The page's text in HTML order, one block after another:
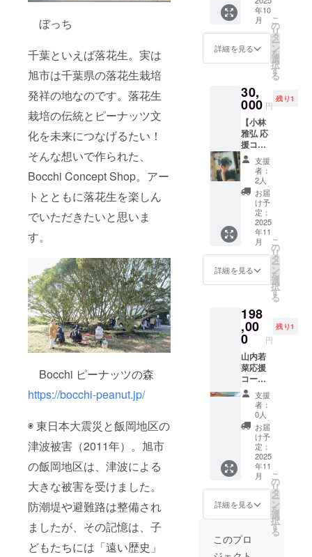
ぼっち
千葉といえば落花生。実は
旭市は千葉県の落花生栽培
発祥の地なのです。落花生
栽培の伝統とピーナッツ文
化を未来につなげるたい！
そんな想いで作られた、
Bocchi Concept Shop。アー
トとともに落花生を楽しん
でいただきたいと思いま
す。
Bocchi ピーナッツの森
https://bocchi-peanut.jp/
◉ 東日本大震災と飯岡地区の
津波被害（2011年）。旭市
の飯岡地区は、津波による
大きな被害を受けました。
防潮堤や避難路は整備され
ましたが、その記憶は、子
どもたちには「遠い歴史」
・130g
計 965g
賞味期
保存で
約3週間
(10℃以
下で)保
存して
くださ
い。 粗
挽きウ
イン
ナー・
旨辛
チョリ
ソー：
豚ウデ
肉、豚
脂肪、
砂糖)、
食塩、
味料(ア
ミノ酸
等)、 リ
ン酸塩
(Na)、
酸化防
止剤(ビ
タミン
C)、 発
色剤(亜
硝酸Na)
しそ
ウィン
ナー：
豚ウデ
大葉、
糖類(水
砂糖)、
食塩、
三点盛
り 茶碗
蒸し 天
然鴨く
わ焼
わせ 鴨
そば ま
たは鴨
かやく
飯 水菓
子 営業
時間
11:30～
14:00（
ラスト
オー
ダー
13:30）
17:00～
21:00（
オー
ダー
20:30）
不定休
住所 〒
289-
0505
千葉県
旭市萬
歳1586
TEL
0479-
2007 事
前予約
が必要
です チ
ケット
有効期
2025/10
/1~2026
コース
ニュー
（地元
たお料
理を提
ます）
ア
ミュー
ズ 本日
の前菜
いろい
ろ 本日
の温か
い前菜
本日の
鮮魚料
理 本日
のお肉
料理 本
コー
ヒー・
紅茶 所
〒289-
2515 千
葉県旭
市西足
洗３０
４２ 電
話番
号：
0479-
5521
ディ
ナーメ
ニュー
時30分
術祭”＋
参加人
数分の
ガイド
ブック
芸術祭
のアー
ティス
トであ
り、
アート
ディレ
クター
を務め
ている
モンゴ
ルマン
と 一緒
に旭の
街を回
りま
しょ
ついて
解説し
ます (10
時〜18
時まで8
時間程
度のツ
アー予
定、10
月26
日、11
月１
日、2
日、9日
の中で
日程調
整が必
要で
から4名
まで同
年10
月
詳細を見る
こ
の
リ
タ
ー
ン
を
選
択
す
る
30,
000 円
残り1
【小林
雅弘 応
援コー
スB】出
張撮影
／1時間
撮影
（５０
枚以上
お渡
し） 小
林雅弘
（旭市
在住
フォト
）によ
る出張
ロケー
ション
サービ
ス。 家
族や
ペット
の記念
写真、
七五
三、お
宮参
り、結
婚記
念、
カップ
ルフォ
ト、プ
フィー
ル撮影
支援
者：
2人
お届
け予
定：
2025
年11
月
詳細を見る
こ
の
リ
タ
ー
ン
を
選
択
す
る
198
,00
0 円
残り1
山内若
菜応援
コース
スペ
シャル
山内若
菜あさ
ひの芸
術祭出
展作品
のド
ローイ
ング作
品
『今、
年少女
はどこ
支援
者：
0人
お届
け予
定：
2025
年11
月
詳細を見る
こ
の
リ
タ
ー
ン
を
選
択
す
る
このプロ